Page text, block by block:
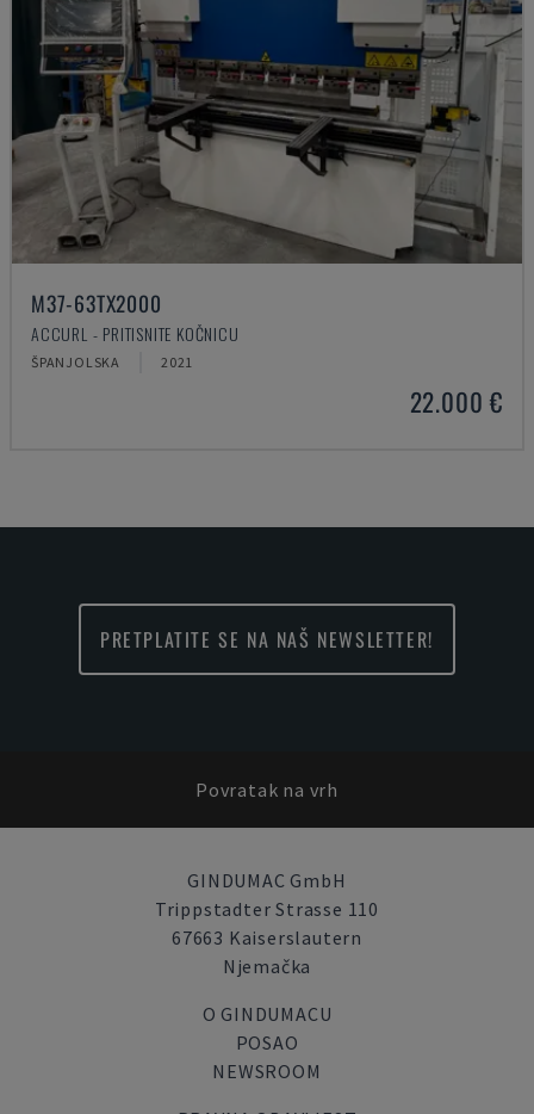
M37-63TX2000
ACCURL - PRITISNITE KOČNICU
ŠPANJOLSKA 2021
22.000 €
PRETPLATITE SE NA NAŠ NEWSLETTER!
Povratak na vrh
GINDUMAC GmbH
Trippstadter Strasse 110
67663 Kaiserslautern
Njemačka
O GINDUMACU
POSAO
NEWSROOM